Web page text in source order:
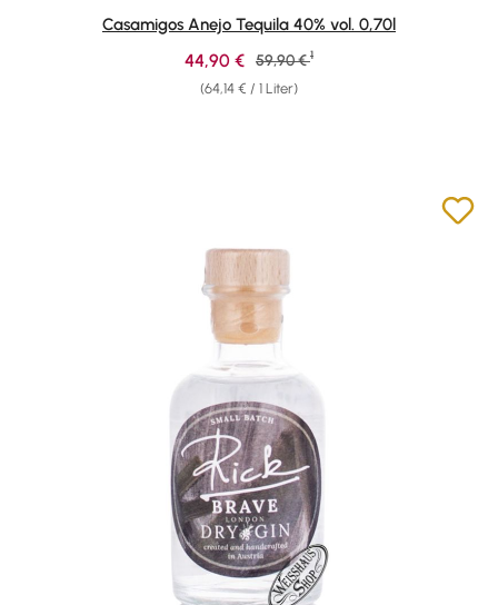
Durchschnittliche Bewertung von 4.53 von 5 Sternen
Casamigos Anejo Tequila 40% vol. 0,70l
(64,14 € / 1 Liter)
Verkaufspreis:
44,90 € Regulärer Preis:
59,90 € 1